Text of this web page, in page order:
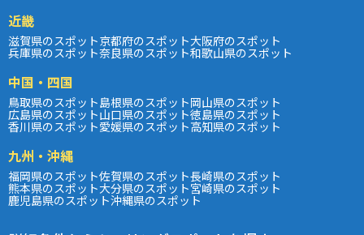
近畿
滋賀県のスポット京都府のスポット大阪府のスポット
兵庫県のスポット奈良県のスポット和歌山県のスポット
中国・四国
鳥取県のスポット島根県のスポット岡山県のスポット
広島県のスポット山口県のスポット徳島県のスポット
香川県のスポット愛媛県のスポット高知県のスポット
九州・沖縄
福岡県のスポット佐賀県のスポット長崎県のスポット
熊本県のスポット大分県のスポット宮崎県のスポット
鹿児島県のスポット沖縄県のスポット